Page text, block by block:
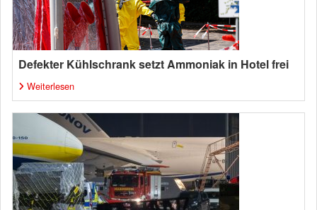
Defekter Kühlschrank setzt Ammoniak in Hotel frei
Weiterlesen